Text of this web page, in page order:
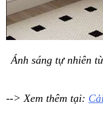
Ánh sáng tự nhiên
--> Xem thêm tại: